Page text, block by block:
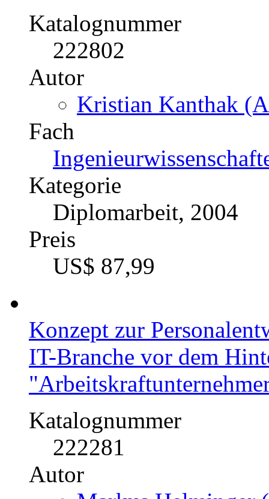
Katalognummer
222802
Autor
Kristian Kanthak
Fach
Kategorie
Diplomarbeit, 2004
Preis
US$ 87,99
Konzept zur
IT-Branche vor dem
Katalognummer
222281
Autor